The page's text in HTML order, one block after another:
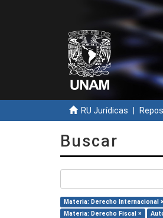
RU Jurídicas
Buscar
Materia: Derecho Internacional ×
Materia: Derecho Fiscal ×